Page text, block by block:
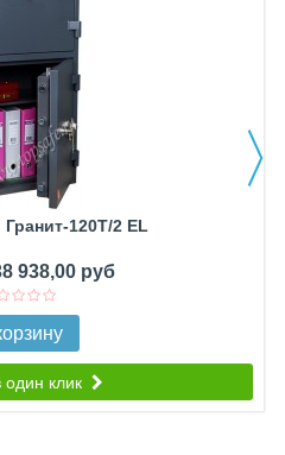
120Т/2 EL
938,00 руб
один клик